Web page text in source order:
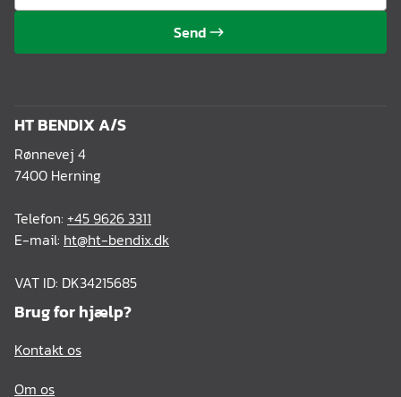
Send
HT BENDIX A/S
Rønnevej 4
7400 Herning
Telefon: +45 9626 3311
E-mail: ht@ht-bendix.dk
VAT ID: DK34215685
Brug for hjælp?
Kontakt os
Om os